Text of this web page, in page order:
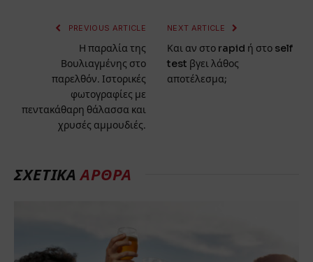
PREVIOUS ARTICLE
Η παραλία της
Βουλιαγμένης στο
παρελθόν. Ιστορικές
φωτογραφίες με
πεντακάθαρη θάλασσα και
χρυσές αμμουδιές.
NEXT ARTICLE
Και αν στο rapid ή στο self
test βγει λάθος
αποτέλεσμα;
ΣΧΕΤΙΚΑΑΡΘΡΑ